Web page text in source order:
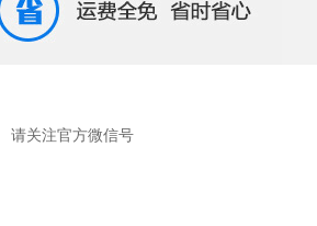
请关注官方微信号